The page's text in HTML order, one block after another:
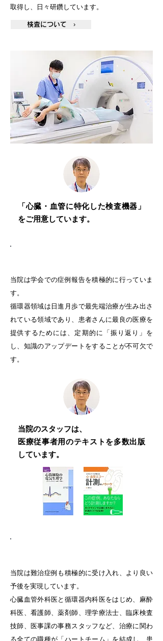
取得し、日々研鑽しています。
検査について ›
「心臓・血管に特化した検査機器」
をご用意しています。
当院は学会での症例報告を積極的に行っていま
す。
循環器領域は日進月歩で最先端治療が生み出さ
れている領域であり、患者さんに最良の医療を
提供するためには、定期的に「振り返り」を
し、知識のアップデートをすることが不可欠で
す。
当院のスタッフは、
医療従事者用のテキストを多数出版
しています。
当院は難治症例も積極的に受け入れ、より良い
予後を実現しています。
心臓血管外科医と循環器内科医をはじめ、麻酔
科医、看護師、薬剤師、理学療法士、臨床検査
技師、医事課の事務スタッフなど、治療に関わ
る全ての職種が「ハートチーム」を結成し、患